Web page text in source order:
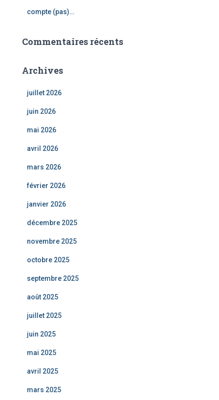
compte (pas)…
Commentaires récents
Archives
juillet 2026
juin 2026
mai 2026
avril 2026
mars 2026
février 2026
janvier 2026
décembre 2025
novembre 2025
octobre 2025
septembre 2025
août 2025
juillet 2025
juin 2025
mai 2025
avril 2025
mars 2025